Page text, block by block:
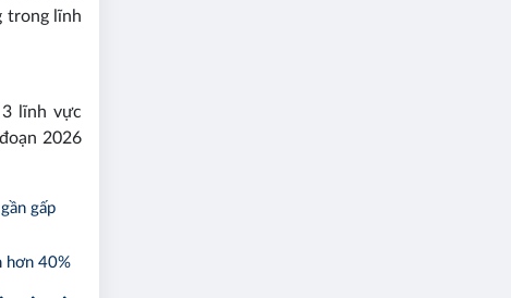
trong lĩnh
3 lĩnh vực
2026
gấp
hơn 40%